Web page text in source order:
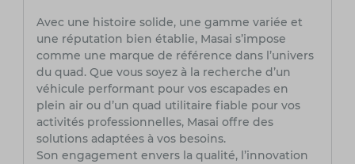
Avec une histoire solide, une gamme variée et
une réputation bien établie, Masai s’impose
comme une marque de référence dans l’univers
du quad. Que vous soyez à la recherche d’un
véhicule performant pour vos escapades en
plein air ou d’un quad utilitaire fiable pour vos
activités professionnelles, Masai offre des
solutions adaptées à vos besoins.
Son engagement envers la qualité, l’innovation